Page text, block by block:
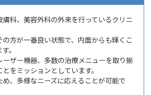
膚科、美容外科の外来を行っているクリニ
の方が一番良い状態で、内面からも輝くこ
。
ーザー機器、多数の治療メニューを取り揃
をミッションとしています。
、多様なニーズに応えることが可能で